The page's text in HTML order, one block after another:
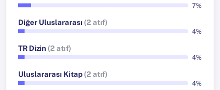
7%
Diğer Uluslararası (2 atıf)
4%
TR Dizin (2 atıf)
4%
Uluslararası Kitap (2 atıf)
4%